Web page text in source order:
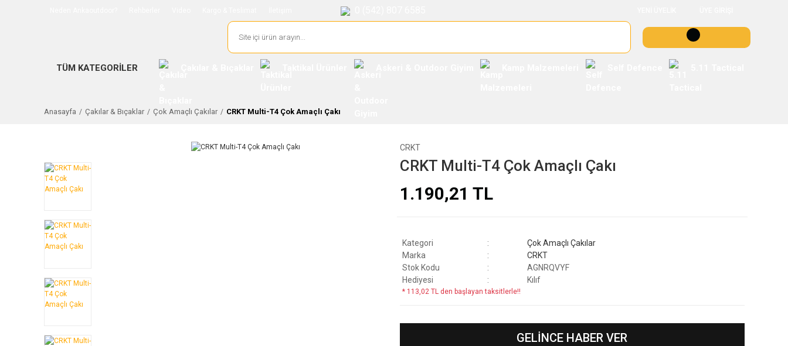
TÜM KATEGORİLER
Anasayfa Çakılar & Bıçaklar Çok Amaçlı Çakılar CRKT Multi-T4 Çok Amaçlı Çakı
CRKT
CRKT Multi-T4 Çok Amaçlı Çakı
1.190,21 TL
Kategori
Çok Amaçlı Çakılar
Marka
CRKT
Stok Kodu
AGNRQVYF
Hediyesi
Kılıf
* 113,02 TL den başlayan taksitlerle!!
GELİNCE HABER VER